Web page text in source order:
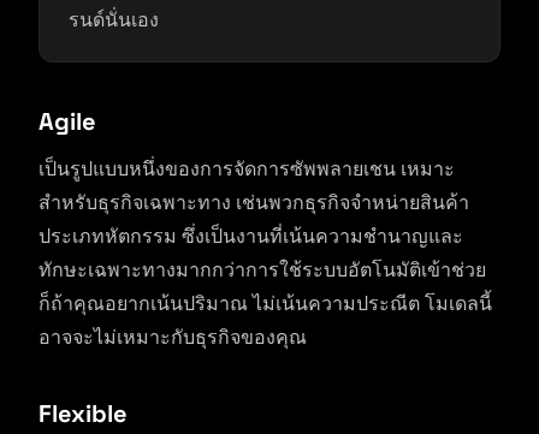
รนด์นั่นเอง
Agile
เป็นรูปแบบหนึ่งของการจัดการซัพพลายเชน เหมาะ
สำหรับธุรกิจเฉพาะทาง เช่นพวกธุรกิจจำหน่ายสินค้า
ประเภทหัตกรรม ซึ่งเป็นงานที่เน้นความชำนาญและ
ทักษะเฉพาะทางมากกว่าการใช้ระบบอัตโนมัติเข้าช่วย
ก็ถ้าคุณอยากเน้นปริมาณ ไม่เน้นความประณีต โมเดลนี้
อาจจะไม่เหมาะกับธุรกิจของคุณ
Flexible